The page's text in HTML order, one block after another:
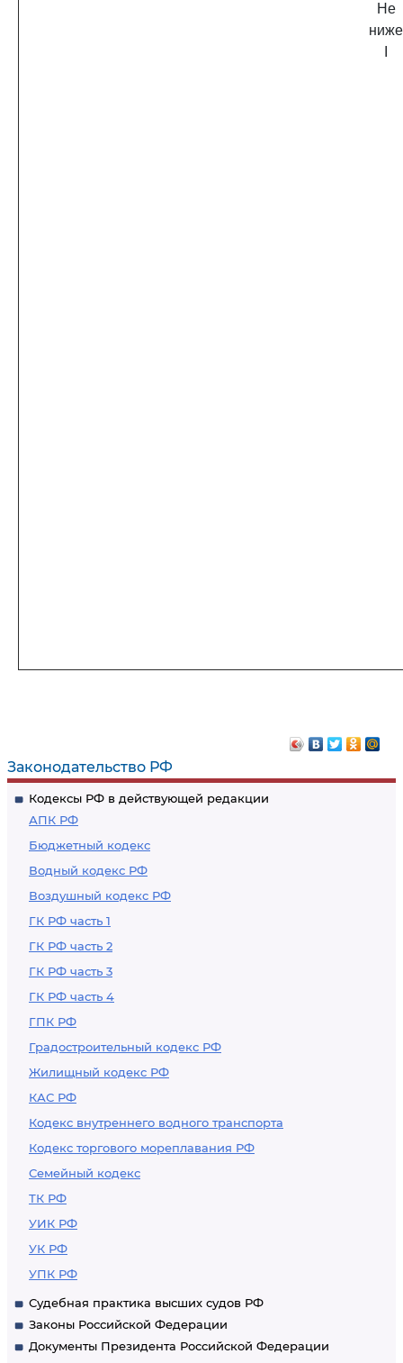
Законодательство РФ
Кодексы РФ в действующей редакции
АПК РФ
Бюджетный кодекс
Водный кодекс РФ
Воздушный кодекс РФ
ГК РФ часть 1
ГК РФ часть 2
ГК РФ часть 3
ГК РФ часть 4
ГПК РФ
Градостроительный кодекс РФ
Жилищный кодекс РФ
КАС РФ
Кодекс внутреннего водного транспорта
Кодекс торгового мореплавания РФ
Семейный кодекс
ТК РФ
УИК РФ
УК РФ
УПК РФ
Судебная практика высших судов РФ
Законы Российской Федерации
Документы Президента Российской Федерации
Не
ниже